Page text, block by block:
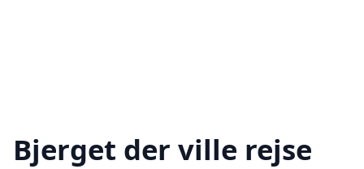
Bjerget der ville rejse